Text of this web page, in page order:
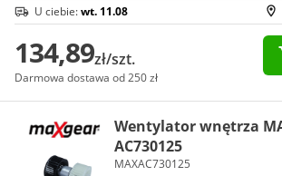
U ciebie:wt. 11.08
134,89zł/szt.
Darmowa dostawa od 250 zł
Wentylator wnętrza
AC730125
MAXAC730125